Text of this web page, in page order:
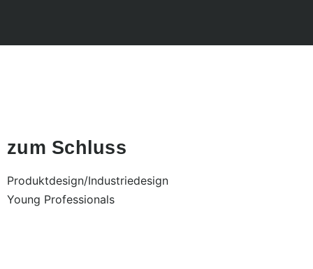
zum Schluss
Produktdesign/Industriedesign
Young Professionals